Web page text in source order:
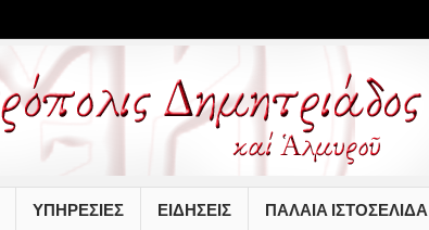
ΥΠΗΡΕΣΙΕΣ ΕΙΔΗΣΕΙΣ ΠΑΛΑΙΆ ΙΣΤΟΣΕΛΊΔΑ